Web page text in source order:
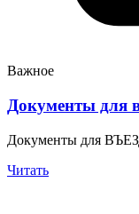
Важное
Документы для
Документы для
Читать